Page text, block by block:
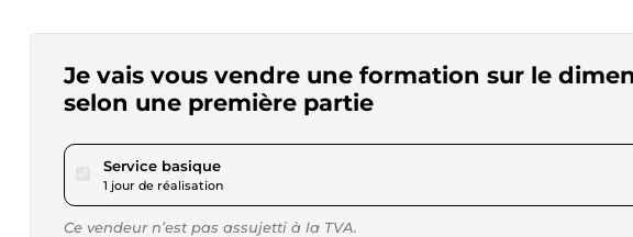
Je vais vous vendre une formation sur le
selon une première partie
Service basiquepour 40,46 $US
1 jour de réalisation
Ce vendeur n’est pas assujetti à la TVA.